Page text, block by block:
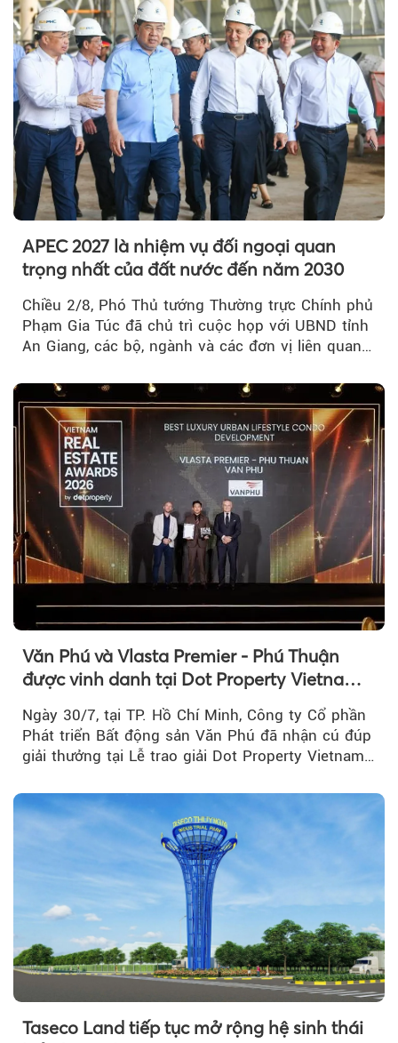
APEC 2027 là nhiệm vụ đối ngoại quan
trọng nhất của đất nước đến năm 2030
Chiều 2/8, Phó Thủ tướng Thường trực Chính phủ
Phạm Gia Túc đã chủ trì cuộc họp với UBND tỉnh
An Giang, các bộ, ngành và các đơn vị liên quan
Văn Phú và Vlasta Premier - Phú Thuận
được vinh danh tại Dot Property Vietnam
Real Estate Awards 2026
Ngày 30/7, tại TP. Hồ Chí Minh, Công ty Cổ phần
Phát triển Bất động sản Văn Phú đã nhận cú đúp
giải thưởng tại Lễ trao giải Dot Property Vietnam
Taseco Land tiếp tục mở rộng hệ sinh thái